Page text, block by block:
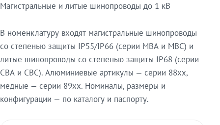
Магистральные и литые шинопроводы до 1 кВ
В номенклатуру входят магистральные шинопроводы
со степенью защиты IP55/IP66 (серии МВА и МВС) и
литые шинопроводы со степенью защиты IP68 (серии
СВА и СВС). Алюминиевые артикулы — серии 88xx,
медные — серии 89xx. Номиналы, размеры и
конфигурации — по каталогу и паспорту.